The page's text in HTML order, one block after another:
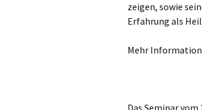
zeigen, sowie
Erfahrung als
Mehr
Das Seminar vom